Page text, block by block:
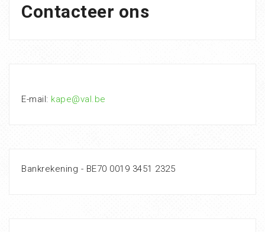
Contacteer ons
E-mail: kape@val.be
Bankrekening - BE70 0019 3451 2325